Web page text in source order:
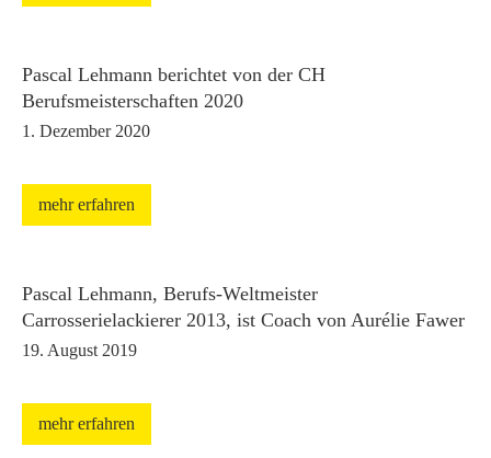
Pascal Lehmann berichtet von der CH
Berufsmeisterschaften 2020
1. Dezember 2020
mehr erfahren
Pascal Lehmann, Berufs-Weltmeister
Carrosserielackierer 2013, ist Coach von Aurélie Fawer
19. August 2019
mehr erfahren